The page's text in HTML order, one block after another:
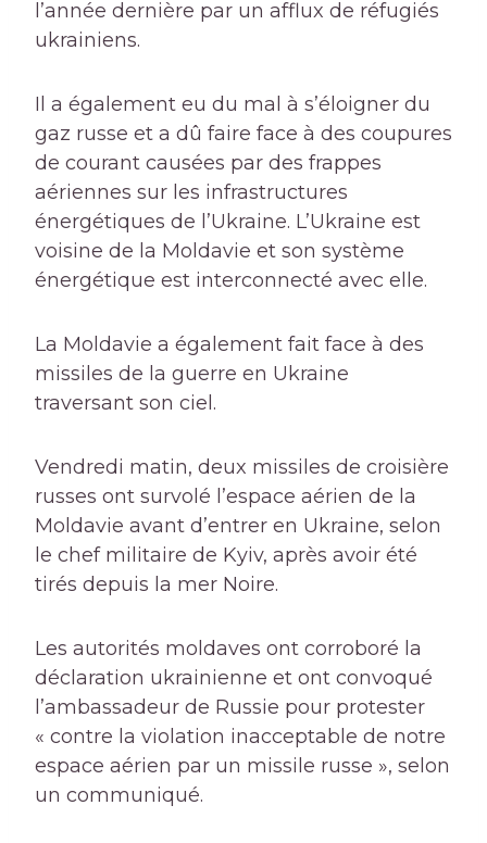
l’année dernière par un afflux de réfugiés
ukrainiens.
Il a également eu du mal à s’éloigner du
gaz russe et a dû faire face à des coupures
de courant causées par des frappes
aériennes sur les infrastructures
énergétiques de l’Ukraine. L’Ukraine est
voisine de la Moldavie et son système
énergétique est interconnecté avec elle.
La Moldavie a également fait face à des
missiles de la guerre en Ukraine
traversant son ciel.
Vendredi matin, deux missiles de croisière
russes ont survolé l’espace aérien de la
Moldavie avant d’entrer en Ukraine, selon
le chef militaire de Kyiv, après avoir été
tirés depuis la mer Noire.
Les autorités moldaves ont corroboré la
déclaration ukrainienne et ont convoqué
l’ambassadeur de Russie pour protester
« contre la violation inacceptable de notre
espace aérien par un missile russe », selon
un communiqué.